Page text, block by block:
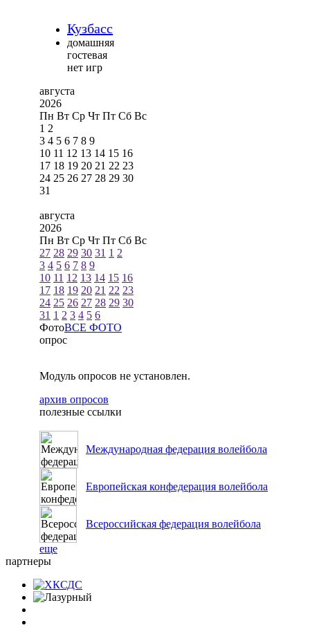
Кузбасс
домашняя
гостевая
нет игр
августа
2026
Пн Вт Ср Чт Пт Сб Вс
1 2
3 4 5 6 7 8 9
10 11 12 13 14 15 16
17 18 19 20 21 22 23
24 25 26 27 28 29 30
31
августа
2026
Пн Вт Ср Чт Пт Сб Вс
27 28 29 30 31 1 2
3 4 5 6 7 8 9
10 11 12 13 14 15 16
17 18 19 20 21 22 23
24 25 26 27 28 29 30
31 1 2 3 4 5 6
ФотоВСЕ ФОТО
опрос
Модуль опросов не установлен.
архив опросов
полезные ссылки
Международная федерация волейбола
Европейская конфедерация волейбола
Всероссийская федерация волейбола
еще
партнеры